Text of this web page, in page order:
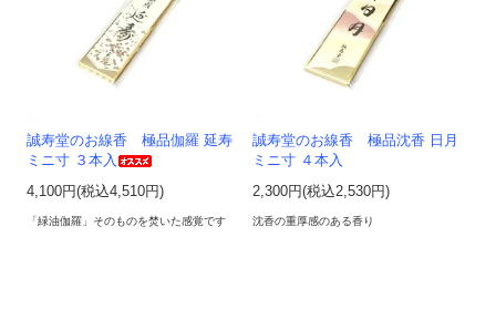
誠寿堂のお線香 極品伽羅 延寿
ミニ寸 ３本入
4,100円(税込4,510円)
「緑油伽羅」そのものを焚いた感覚です
誠寿堂のお線香 極品沈香 日月
ミニ寸 ４本入
2,300円(税込2,530円)
沈香の重厚感のある香り